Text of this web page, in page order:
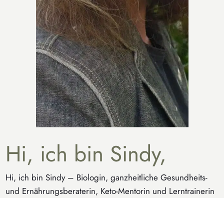
Hi, ich bin Sindy,
Hi, ich bin Sindy – Biologin, ganzheitliche Gesundheits-
und Ernährungsberaterin, Keto-Mentorin und Lerntrainerin